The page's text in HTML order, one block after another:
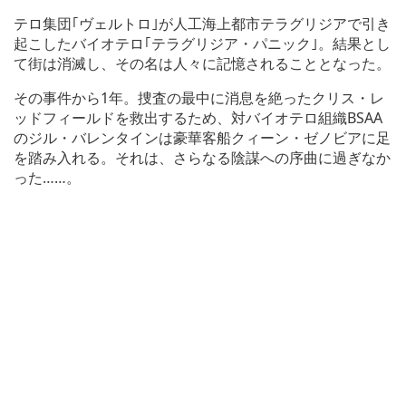
テロ集団｢ヴェルトロ｣が人工海上都市テラグリジアで引き
起こしたバイオテロ｢テラグリジア・パニック｣。結果とし
て街は消滅し、その名は人々に記憶されることとなった。
その事件から1年。捜査の最中に消息を絶ったクリス・レ
ッドフィールドを救出するため、対バイオテロ組織BSAA
のジル・バレンタインは豪華客船クィーン・ゼノビアに足
を踏み入れる。それは、さらなる陰謀への序曲に過ぎなか
った……。